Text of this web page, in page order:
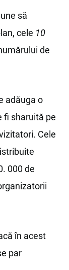
să
cele 10
de
adăuga o
fi sharuită pe
Cele
000 de
în acest
par